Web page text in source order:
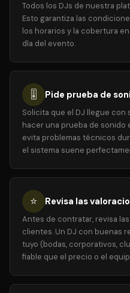
Todos los DJs de nuestra
Esto garantiza las
los horarios y la cobertura
día del evento.
🎚️ Pide prueba de
Solicita que el DJ llegue
hacer una prueba de sonido
evita problemas técnicos
el sistema suene
⭐ Revisa las
Antes de contratar, revisa
clientes. Un DJ con buenas
tuyo (bodas, corporativos,
fiable que el precio o el